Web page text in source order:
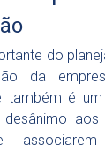
do
da
também é
aos